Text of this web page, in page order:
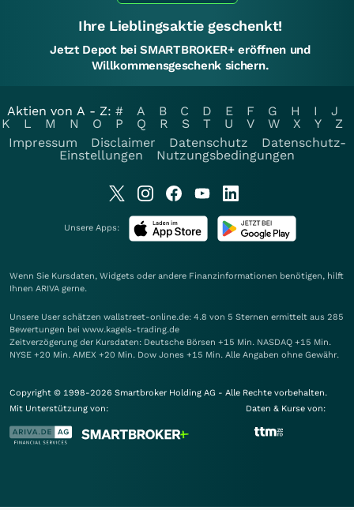
Ihre Lieblingsaktie geschenkt!
Jetzt Depot bei SMARTBROKER+ eröffnen und
Willkommensgeschenk sichern.
Aktien von A - Z: # A B C D E F G H I
J
K
L M N O P Q R S T U V W X Y
Z
Impressum
Disclaimer Datenschutz
Datenschutz-
Einstellungen
Nutzungsbedingungen
Unsere Apps:
Wenn Sie Kursdaten, Widgets oder andere Finanzinformationen benötigen, hilft
Ihnen ARIVA gerne.
Unsere User schätzen wallstreet-online.de: 4.8 von 5 Sternen ermittelt aus 285
Bewertungen bei www.kagels-trading.de
Zeitverzögerung der Kursdaten: Deutsche Börsen +15 Min. NASDAQ +15 Min.
NYSE +20 Min. AMEX +20 Min. Dow Jones +15 Min. Alle Angaben ohne Gewähr.
Copyright © 1998-2026 Smartbroker Holding AG - Alle Rechte vorbehalten.
Mit Unterstützung von:
Daten & Kurse von: